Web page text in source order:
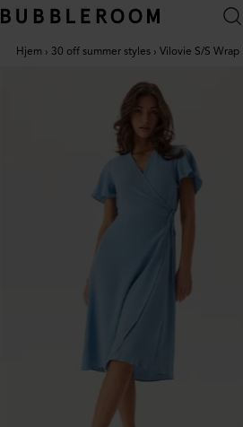
Hjem › 30 off summer styles › Vilovie S/S Wrap